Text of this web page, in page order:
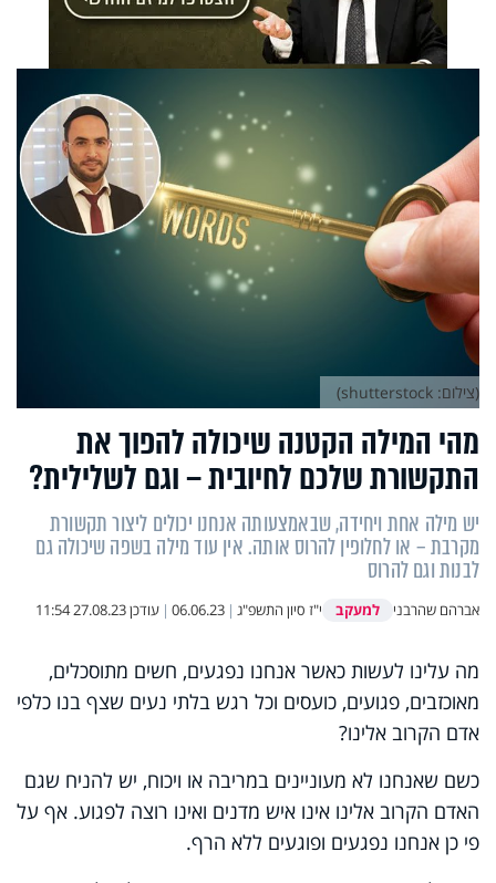
מהי המילה הקטנה שיכולה להפוך את
התקשורת שלכם לחיובית – וגם לשלילית?
יש מילה אחת ויחידה, שבאמצעותה אנחנו יכולים ליצור תקשורת
מקרבת – או לחלופין להרוס אותה. אין עוד מילה בשפה שיכולה גם
לבנות וגם להרוס
אברהם שהרבני למעקב י"ז סיון התשפ"ג |
06.06.23
| עודכן27.08.23 11:54
(צילום: shutterstock)
מה עלינו לעשות כאשר אנחנו נפגעים, חשים מתוסכלים,
מאוכזבים, פגועים, כועסים וכל רגש בלתי נעים שצף בנו כלפי
אדם הקרוב אלינו?
כשם שאנחנו לא מעוניינים במריבה או ויכוח, יש להניח שגם
האדם הקרוב אלינו אינו איש מדנים ואינו רוצה לפגוע. אף על
פי כן אנחנו נפגעים ופוגעים ללא הרף.